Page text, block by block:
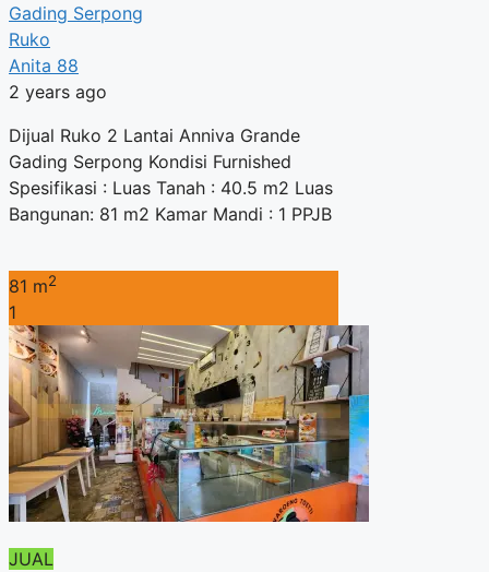
Gading Serpong
Ruko
Anita 88
2 years ago
Dijual Ruko 2 Lantai Anniva Grande
Gading Serpong Kondisi Furnished
Spesifikasi : Luas Tanah : 40.5 m2 Luas
Bangunan: 81 m2 Kamar Mandi : 1 PPJB
81 m2
1
JUAL